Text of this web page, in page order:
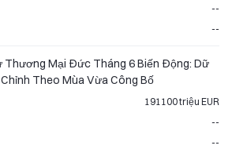
--
--
Thương Mại Đức Tháng 6 Biến Động: Dữ
Theo Mùa Vừa Công Bố
191100 triệu EUR
--
--